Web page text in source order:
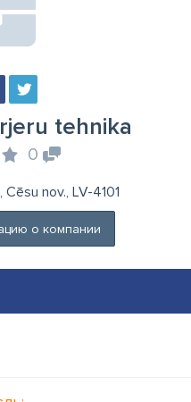
tehnika
0
nov., LV-4101
о компании